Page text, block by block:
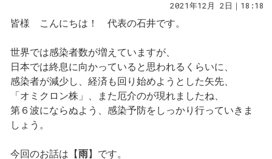
2021年12月 2日｜18:18
皆様 こんにちは！ 代表の石井です。
世界では感染者数が増えていますが、
日本では終息に向かっていると思われるくらいに、
感染者が減少し、経済も回り始めようとした矢先、
「オミクロン株」、また厄介のが現れましたね、
第６波にならぬよう、感染予防をしっかり行っていきま
しょう。
今回のお話は【雨】です。